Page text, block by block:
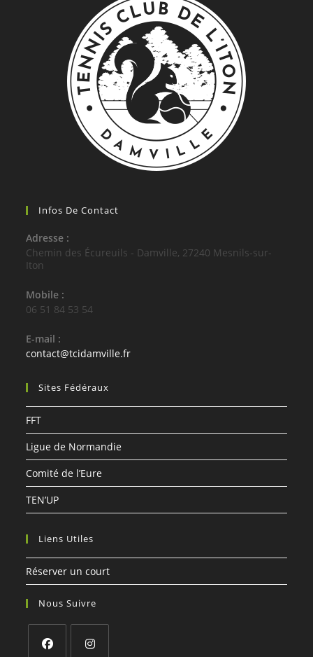
Infos De Contact
Adresse :
Chemin des Écureuils - Damville, 27240 Mesnils-sur-
Iton
Mobile :
06 51 84 53 54
E-mail :
contact@tcidamville.frS’ouvre
Sites Fédéraux
FFT
Ligue de Normandie
Comité de l’Eure
TEN’UP
Liens Utiles
Réserver un court
Nous Suivre